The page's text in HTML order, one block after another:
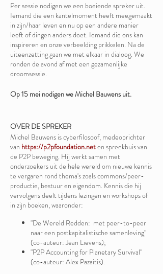
Per sessie nodigen we een boeiende spreker uit.
Iemand die een kantelmoment heeft meegemaakt
in zijn/haar leven en nu op een andere manier
leeft of dingen anders doet. Iemand die ons kan
inspireren en onze verbeelding prikkelen. Na de
uiteenzetting gaan we met elkaar in dialoog. We
ronden de avond af met een gezamenlijke
droomsessie.
Op 15 mei nodigen we Michel Bauwens uit.
OVER DE SPREKER
Michel Bauwens is cyberfilosoof, medeoprichter
van https://p2pfoundation.neten spreekbuis van
de P2P beweging. Hij werkt samen met
onderzoekers uit de hele wereld om nieuwe kennis
te vergaren rond thema's zoals commons/peer-
productie, bestuur en eigendom. Kennis die hij
vervolgens deelt tijdens lezingen en workshops of
in zijn boeken, waaronder:
"De Wereld Redden: met peer-to-peer
naar een postkapitalistische samenleving"
(co-auteur: Jean Lievens);
"P2P Accounting for Planetary Survival"
(co-auteur: Alex Pazaitis).